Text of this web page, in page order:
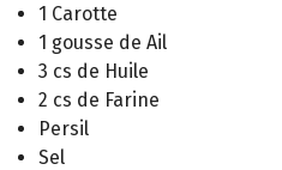
1 Carotte
1 gousse de Ail
3 cs de Huile
2 cs de Farine
Persil
Sel